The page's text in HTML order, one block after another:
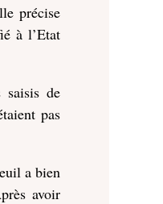
précise
à l’Etat
saisis de
pas
a bien
avoir